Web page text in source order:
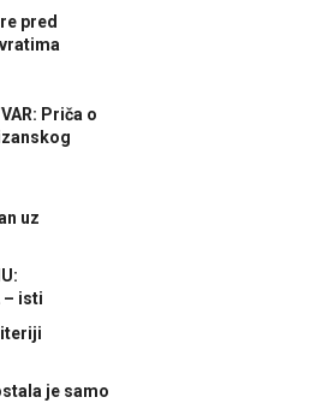
pred
Priča o
uz
– isti
je samo